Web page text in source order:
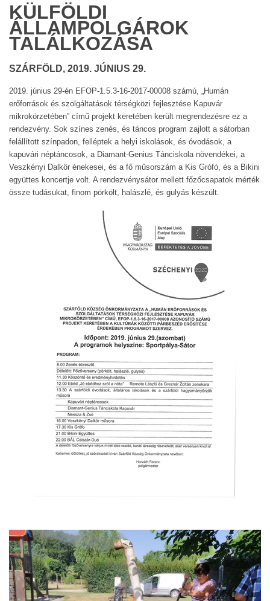
KÜLFÖLDI
ÁLLAMPOLGÁROK
TALÁLKOZÁSA
SZÁRFÖLD, 2019. JÚNIUS 29.
2019. június 29-én EFOP-1.5.3-16-2017-00008 számú, „Humán
erőforrások és szolgáltatások térségközi fejlesztése Kapuvár
mikrokörzetében” című projekt keretében került megrendezésre ez a
rendezvény. Sok színes zenés, és táncos program zajlott a sátorban
felállított színpadon, felléptek a helyi iskolások, és óvodások, a
kapuvári néptáncosok, a Diamant-Genius Tánciskola növendékei, a
Veszkényi Dalkör énekesei, és a fő műsorszám a Kis Grófó, és a Bikini
együttes koncertje volt. A rendezvénysátor mellett főzőcsapatok mérték
össze tudásukat, finom pörkölt, halászlé, és gulyás készült.